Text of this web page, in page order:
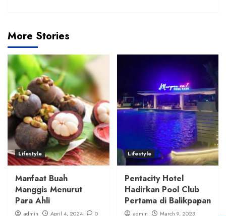
More Stories
Lifestyle
Manfaat Buah
Manggis Menurut
Para Ahli
admin April 4, 2024 0
Lifestyle
Pentacity Hotel
Hadirkan Pool Club
Pertama di Balikpapan
admin
March 9, 2023